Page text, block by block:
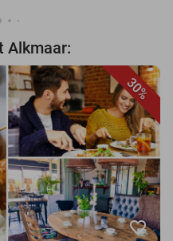
Alkmaar:
30%
favorite_border